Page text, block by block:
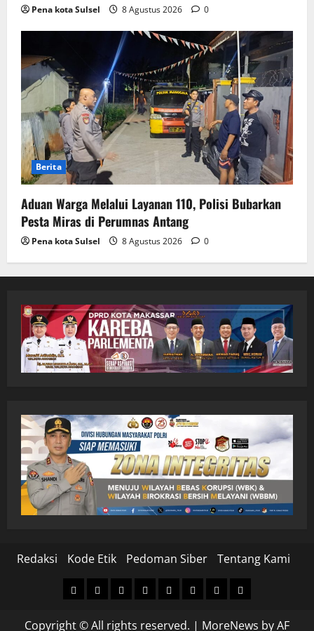
Pena kota Sulsel 8 Agustus 2026 0
Berita
Aduan Warga Melalui Layanan 110, Polisi Bubarkan
Pesta Miras di Perumnas Antang
Pena kota Sulsel 8 Agustus 2026 0
Redaksi Kode Etik Pedoman Siber Tentang Kami
HomeNasionalHukum
Kriminal
PolitikEkonomiPendidikan
Kesehatan
Olahraga
Copyright © All rights reserved. | MoreNews by AF